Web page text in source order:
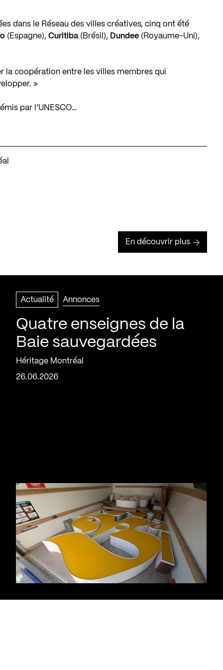
dans le Réseau des villes créatives, cinq ont été
(Espagne),Curitiba(Brésil), Dundee (Royaume-Uni),
la coopération entre les villes membres qui
»
par l’UNESCO…
En découvrir plus
Actualité Annonces
Quatre enseignes de la
Baie sauvegardées
Héritage Montréal
26.06.2026